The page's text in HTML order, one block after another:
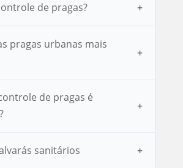
de pragas?
pragas urbanas mais
de pragas é
sanitários